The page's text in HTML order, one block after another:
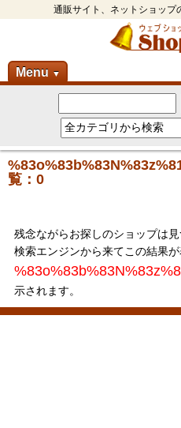
通販サイト、ネットショップ
Menu ▼
覧：0
残念ながらお探しのショップは見
検索エンジンから来てこの結果
示されます。